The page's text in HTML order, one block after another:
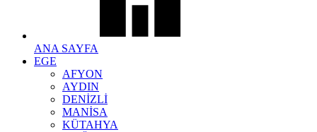
ANA SAYFA
EGE
AFYON
AYDIN
DENİZLİ
MANİSA
KÜTAHYA